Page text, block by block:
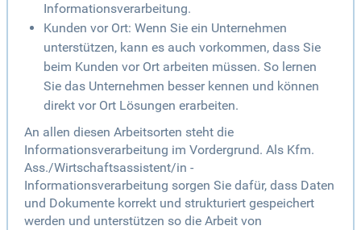
Informationsverarbeitung.
Kunden vor Ort: Wenn Sie ein Unternehmen
unterstützen, kann es auch vorkommen, dass Sie
beim Kunden vor Ort arbeiten müssen. So lernen
Sie das Unternehmen besser kennen und können
direkt vor Ort Lösungen erarbeiten.
An allen diesen Arbeitsorten steht die
Informationsverarbeitung im Vordergrund. Als Kfm.
Ass./Wirtschaftsassistent/in -
Informationsverarbeitung sorgen Sie dafür, dass Daten
und Dokumente korrekt und strukturiert gespeichert
werden und unterstützen so die Arbeit von